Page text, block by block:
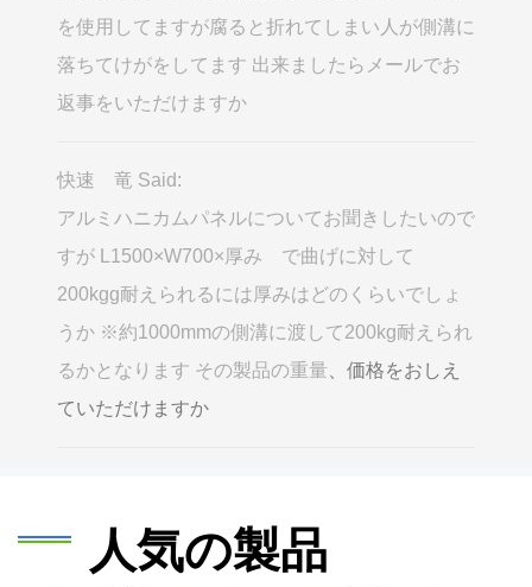
を使用してますが腐ると折れてしまい人が側溝に
落ちてけがをしてます 出来ましたらメールでお
返事をいただけますか
快速 竜 Said:
アルミハニカムパネルについてお聞きしたいので
すが L1500×W700×厚み で曲げに対して
200kgg耐えられるには厚みはどのくらいでしょ
うか ※約1000mmの側溝に渡して200kg耐えられ
るかとなります その製品の重量 、価格をおしえ
ていただけますか
人気の製品